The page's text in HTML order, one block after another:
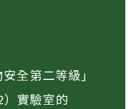
全第二等級」
實驗室的